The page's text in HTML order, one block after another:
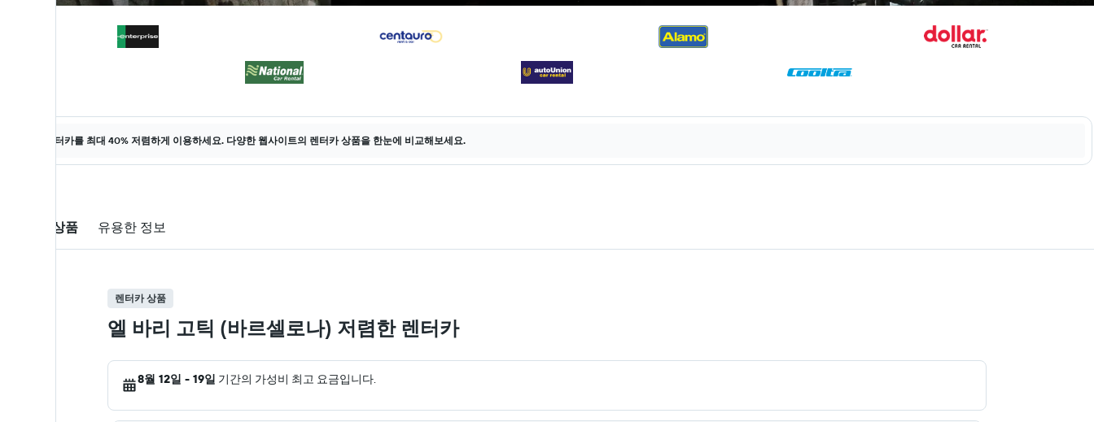
렌터카를 최대 40% 저렴하게 이용하세요. 다양한 웹사이트의 렌터카 상품을 한눈에 비교해보세요.
렌터카 상품 유용한 정보
렌터카 상품
엘 바리 고틱 (바르셀로나) 저렴한 렌터카
8월 12일 - 19일 기간의 가성비 최고 요금입니다.